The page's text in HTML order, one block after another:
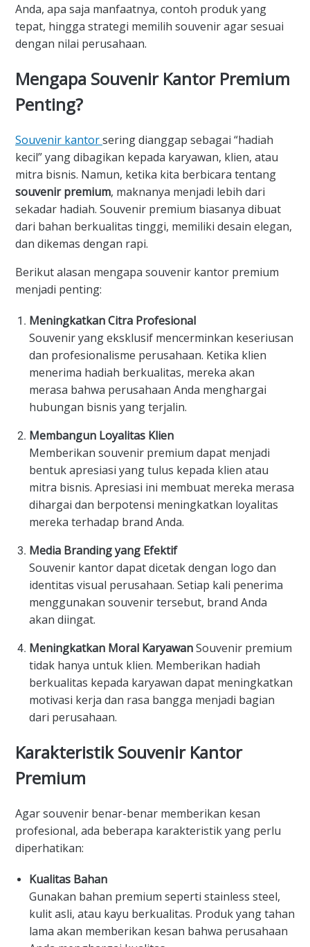
Anda, apa saja manfaatnya, contoh produk yang
tepat, hingga strategi memilih souvenir agar sesuai
dengan nilai perusahaan.
Mengapa Souvenir Kantor Premium
Penting?
Souvenir kantorsering dianggap sebagai “hadiah
kecil” yang dibagikan kepada karyawan, klien, atau
mitra bisnis. Namun, ketika kita berbicara tentang
souvenir premium, maknanya menjadi lebih dari
sekadar hadiah. Souvenir premium biasanya dibuat
dari bahan berkualitas tinggi, memiliki desain elegan,
dan dikemas dengan rapi.
Berikut alasan mengapa souvenir kantor premium
menjadi penting:
Meningkatkan Citra Profesional
Souvenir yang eksklusif mencerminkan keseriusan
dan profesionalisme perusahaan. Ketika klien
menerima hadiah berkualitas, mereka akan
merasa bahwa perusahaan Anda menghargai
hubungan bisnis yang terjalin.
Membangun Loyalitas Klien
Memberikan souvenir premium dapat menjadi
bentuk apresiasi yang tulus kepada klien atau
mitra bisnis. Apresiasi ini membuat mereka merasa
dihargai dan berpotensi meningkatkan loyalitas
mereka terhadap brand Anda.
Media Branding yang Efektif
Souvenir kantor dapat dicetak dengan logo dan
identitas visual perusahaan. Setiap kali penerima
menggunakan souvenir tersebut, brand Anda
akan diingat.
Meningkatkan Moral KaryawanSouvenir premium
tidak hanya untuk klien. Memberikan hadiah
berkualitas kepada karyawan dapat meningkatkan
motivasi kerja dan rasa bangga menjadi bagian
dari perusahaan.
Karakteristik Souvenir Kantor
Premium
Agar souvenir benar-benar memberikan kesan
profesional, ada beberapa karakteristik yang perlu
diperhatikan:
Kualitas Bahan
Gunakan bahan premium seperti stainless steel,
kulit asli, atau kayu berkualitas. Produk yang tahan
lama akan memberikan kesan bahwa perusahaan